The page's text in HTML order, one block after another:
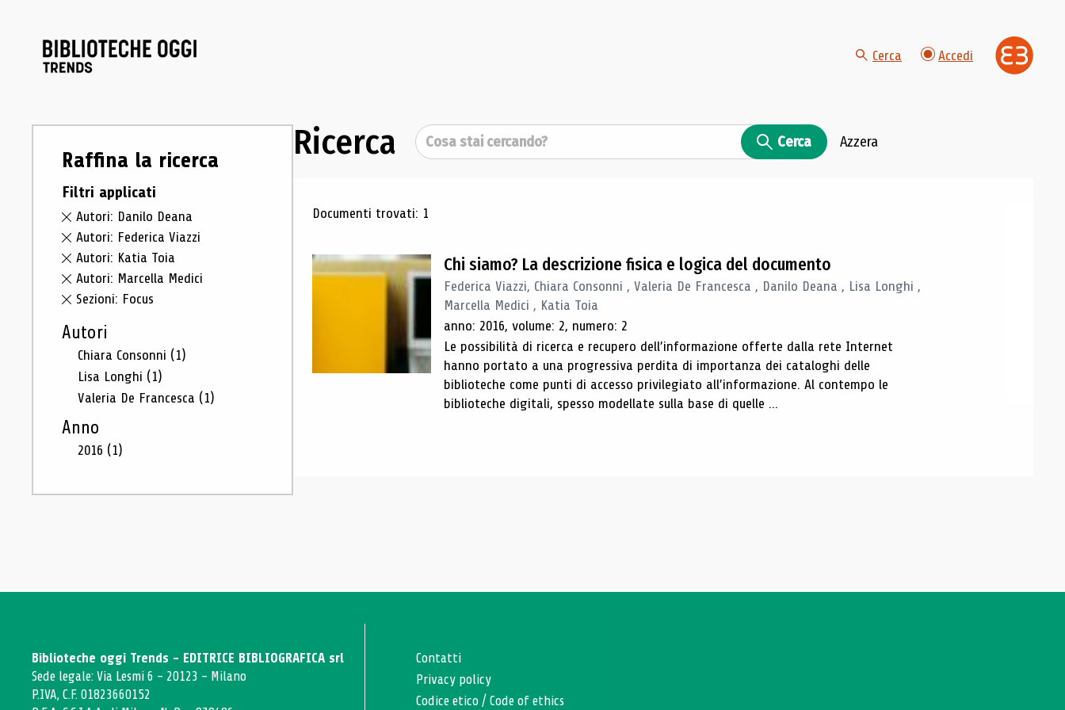
Cerca Accedi
Raffina la ricerca
Filtri applicati
Autori: Danilo Deana
Autori: Federica Viazzi
Autori: Katia Toia
Autori: Marcella Medici
Sezioni: Focus
Autori
Chiara Consonni (1)
Lisa Longhi (1)
Valeria De Francesca (1)
Anno
2016 (1)
Ricerca Cerca Cerca Azzera
Risultati di ricerca
Documenti trovati: 1
Chi siamo? La descrizione fisica e logica del documento
Federica Viazzi, Chiara Consonni , Valeria De Francesca , Danilo Deana , Lisa Longhi ,
Marcella Medici , Katia Toia
anno: 2016, volume: 2, numero: 2
Le possibilità di ricerca e recupero dell’informazione offerte dalla rete Internet
hanno portato a una progressiva perdita di importanza dei cataloghi delle
biblioteche come punti di accesso privilegiato all’informazione. Al contempo le
biblioteche digitali, spesso modellate sulla base di quelle ...
Biblioteche oggi Trends - EDITRICE BIBLIOGRAFICA srl
Sede legale: Via Lesmi 6 - 20123 - Milano
P.IVA, C.F. 01823660152
Contatti
Privacy policy
Codice etico /Code of ethics